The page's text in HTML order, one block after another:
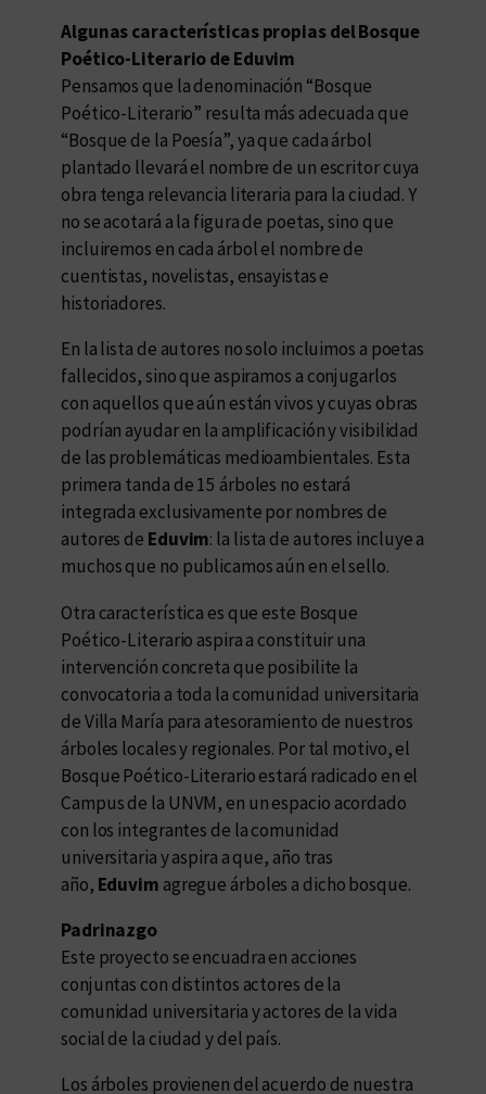
Algunas características propias del Bosque
Poético-Literario de Eduvim
Pensamos que la denominación “Bosque
Poético-Literario” resulta más adecuada que
“Bosque de la Poesía”, ya que cada árbol
plantado llevará el nombre de un escritor cuya
obra tenga relevancia literaria para la ciudad. Y
no se acotará a la figura de poetas, sino que
incluiremos en cada árbol el nombre de
cuentistas, novelistas, ensayistas e
historiadores.
En la lista de autores no solo incluimos a poetas
fallecidos, sino que aspiramos a conjugarlos
con aquellos que aún están vivos y cuyas obras
podrían ayudar en la amplificación y visibilidad
de las problemáticas medioambientales. Esta
primera tanda de 15 árboles no estará
integrada exclusivamente por nombres de
autores de Eduvim: la lista de autores incluye a
muchos que no publicamos aún en el sello.
Otra característica es que este Bosque
Poético-Literario aspira a constituir una
intervención concreta que posibilite la
convocatoria a toda la comunidad universitaria
de Villa María para atesoramiento de nuestros
árboles locales y regionales. Por tal motivo, el
Bosque Poético-Literario estará radicado en el
Campus de la UNVM, en un espacio acordado
con los integrantes de la comunidad
universitaria y aspira a que, año tras
año, Eduvim agregue árboles a dicho bosque.
Padrinazgo
Este proyecto se encuadra en acciones
conjuntas con distintos actores de la
comunidad universitaria y actores de la vida
social de la ciudad y del país.
Los árboles provienen del acuerdo de nuestra